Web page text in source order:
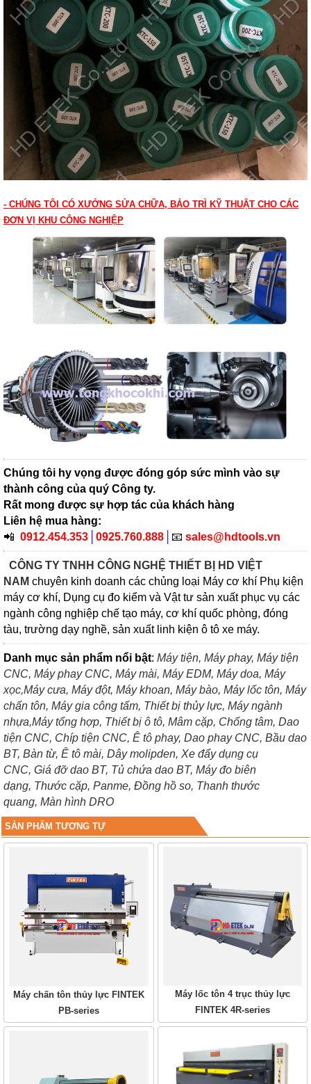
- CHÚNG TÔI CÓ XƯỞNG SỬA CHỮA, BẢO TRÌ KỸ THUẬT CHO CÁC
ĐƠN VỊ KHU CÔNG NGHIỆP
Chúng tôi hy vọng được đóng góp sức mình vào sự
thành công của quý Công ty.
Rất mong được sự hợp tác của khách hàng
Liên hệ mua hàng:
📲 0912.454.353 0925.760.888 📧 sales@hdtools.vn
CÔNG TY TNHH CÔNG NGHỆ THIẾT BỊ HD VIỆT
NAM chuyên kinh doanh các chủng loại Máy cơ khí Phụ kiện
máy cơ khí, Dụng cụ đo kiểm và Vật tư sản xuất phục vụ các
ngành công nghiệp chế tạo máy, cơ khí quốc phòng, đóng
tàu, trường dạy nghề, sản xuất linh kiện ô tô xe máy.
Danh mục sản phẩm nổi bật: Máy tiện, Máy phay, Máy tiện
CNC, Máy phay CNC, Máy mài, Máy EDM, Máy doa, Máy
xọc,Máy cưa, Máy đột, Máy khoan, Máy bào, Máy lốc tôn, Máy
chấn tôn, Máy gia công tấm, Thiết bị thủy lực, Máy ngành
nhựa,Máy tổng hợp, Thiết bị ô tô, Mâm cặp, Chống tâm, Dao
tiện CNC, Chíp tiện CNC, Ê tô phay, Dao phay CNC, Bầu dao
BT, Bàn từ, Ê tô mài, Dây molipden, Xe đẩy dụng cụ
CNC, Giá đỡ dao BT, Tủ chứa dao BT, Máy đo biên
dạng, Thước cặp, Panme, Đồng hồ so, Thanh thước
quang, Màn hình DRO
SẢN PHẨM TƯƠNG TỰ
Máy chấn tôn thủy lực FINTEK
PB-series
Máy lốc tôn 4 trục thủy lực
FINTEK 4R-series